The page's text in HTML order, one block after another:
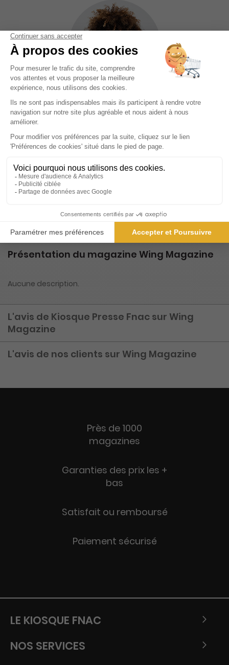
Aucune offre disponible
pourWING MAGAZINE
Dommage !
Nous avons noté que ce produit vous
intéresse.
de titres proches.
Présentation du magazine Wing Magazine
Aucune description.
L'avis de Kiosque Presse Fnac sur Wing
Magazine
L'avis de nos clients sur Wing Magazine
Près de 1000
magazines
Garanties des prix les +
bas
Satisfait ou remboursé
Paiement sécurisé
LE KIOSQUE FNAC
NOS SERVICES